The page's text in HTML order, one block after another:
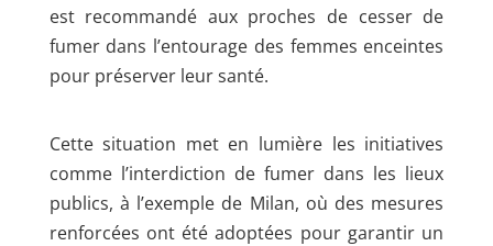
est recommandé aux proches de cesser de
fumer dans l’entourage des femmes enceintes
pour préserver leur santé.
Cette situation met en lumière les initiatives
comme l’interdiction de fumer dans les lieux
publics, à l’exemple de Milan, où des mesures
renforcées ont été adoptées pour garantir un